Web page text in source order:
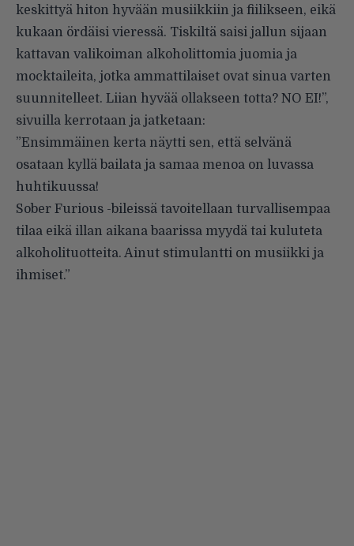
keskittyä hiton hyvään musiikkiin ja fiilikseen, eikä
kukaan ördäisi vieressä. Tiskiltä saisi jallun sijaan
kattavan valikoiman alkoholittomia juomia ja
mocktaileita, jotka ammattilaiset ovat sinua varten
suunnitelleet. Liian hyvää ollakseen totta? NO EI!”,
sivuilla kerrotaan ja jatketaan:
”Ensimmäinen kerta näytti sen, että selvänä
osataan kyllä bailata ja samaa menoa on luvassa
huhtikuussa!
Sober Furious -bileissä tavoitellaan turvallisempaa
tilaa eikä illan aikana baarissa myydä tai kuluteta
alkoholituotteita. Ainut stimulantti on musiikki ja
ihmiset.”